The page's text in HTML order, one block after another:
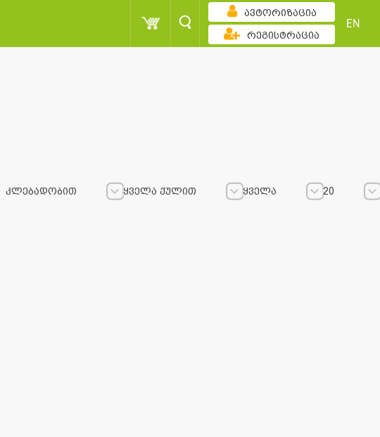
ავტორიზაცია
რეგისტრაცია
EN
კლებადობით ყველა ქულით ყველა
20